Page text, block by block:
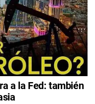
a la Fed: también